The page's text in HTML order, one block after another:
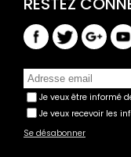
Je veux être informé
Je veux recevoir les
Se désabonner